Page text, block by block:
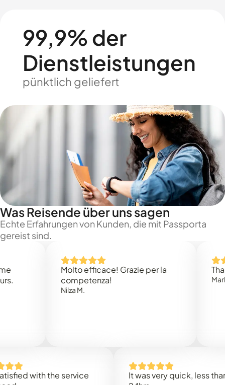
99,9% der
Dienstleistungen
pünktlich geliefert
Was Reisende über uns sagen
Echte Erfahrungen von Kunden, die mit Passporta
gereist sind.
Molto efficace! Grazie per la
competenza!
Thank
Mark N.
with the service
It was very quick, less than